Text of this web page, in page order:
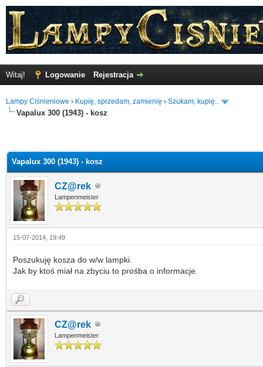
Witaj! Logowanie Rejestracja
Lampy Ciśnieniowe › Kupię, sprzedam, zamienię › Szukam, kupię..
Vapalux 300 (1943) - kosz
Vapalux 300 (1943) - kosz
CZ@rek
Lampenmeister
15-07-2014, 19:49
Poszukuję kosza do w/w lampki.
Jak by ktoś miał na zbyciu to prośba o informacje.
CZ@rek
Lampenmeister